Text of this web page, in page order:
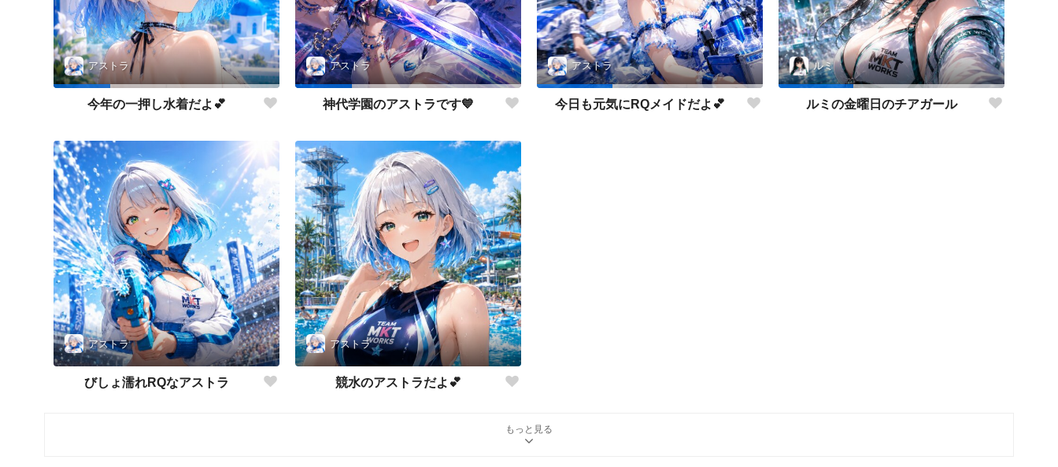
アストラ
今年の一押し水着だよ💕
アストラ
神代学園のアストラです💙
アストラ
今日も元気にRQメイドだよ💕
ルミ
ルミの金曜日のチアガール
アストラ
びしょ濡れRQなアストラ
アストラ
競水のアストラだよ💕
もっと見る